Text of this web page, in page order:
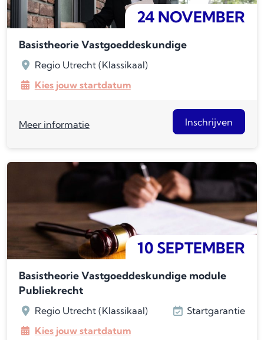
24 NOVEMBER
Basistheorie Vastgoeddeskundige
Regio Utrecht (Klassikaal)
Kies jouw startdatum
Meer informatie Inschrijven
10 SEPTEMBER
Basistheorie Vastgoeddeskundige module
Publiekrecht
Regio Utrecht (Klassikaal)
Startgarantie
Kies jouw startdatum